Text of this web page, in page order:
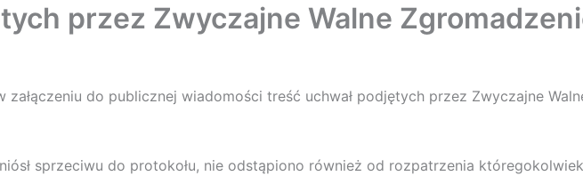
przez Zwyczajne Walne
załączeniu do publicznej wiadomości treść uchwał podjętych przez Zwyczajne
sprzeciwu do protokołu, nie odstąpiono również od rozpatrzenia